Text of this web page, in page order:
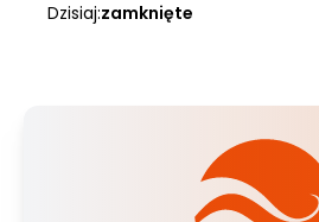
Dzisiaj:zamknięte